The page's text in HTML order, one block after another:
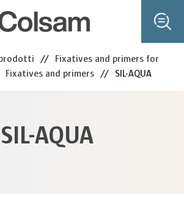
// Fixatives and primers for
Fixatives and primers // SIL-AQUA
SIL-AQUA